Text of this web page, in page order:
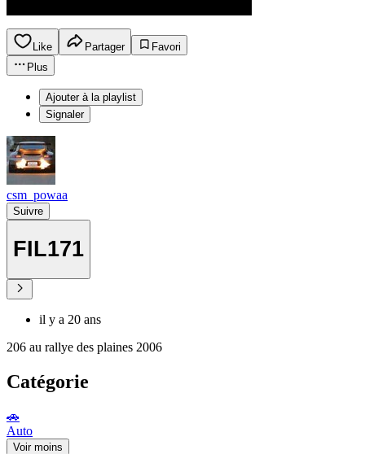
Like Partager
Favori
Plus
Ajouter à la playlist
Signaler
csm_powaa
Suivre
FIL171
il y a 20 ans
206 au rallye des plaines 2006
Catégorie
🚗
Auto
Voir moins